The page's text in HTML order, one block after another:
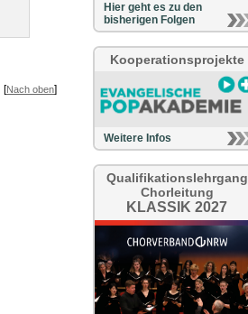
Hier geht es zu den
bisherigen Folgen
Kooperationsprojekte
Weitere Infos
Qualifikationslehrgang
Chorleitung
KLASSIK 2027
[Nach oben]